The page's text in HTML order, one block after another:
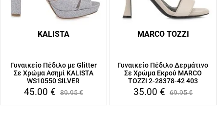
KALISTA
Γυναικείο Πέδιλο με Glitter
Σε Χρώμα Ασημί KALISTA
WS10550 SILVER
45.00 € 89.95€
MARCO TOZZI
Γυναικείο Πέδιλο Δερμάτινο
Σε Χρώμα Εκρού MARCO
TOZZI 2-28378-42 403
35.00 € 69.95€